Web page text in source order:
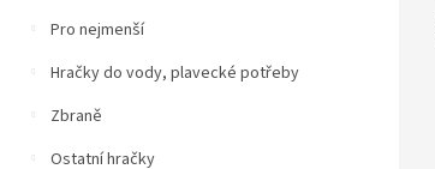
Pro nejmenší
Hračky do vody, plavecké potřeby
Zbraně
Ostatní hračky